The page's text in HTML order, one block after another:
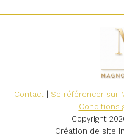
Contact | Se référencer sur
Conditions
Copyright
Création de site